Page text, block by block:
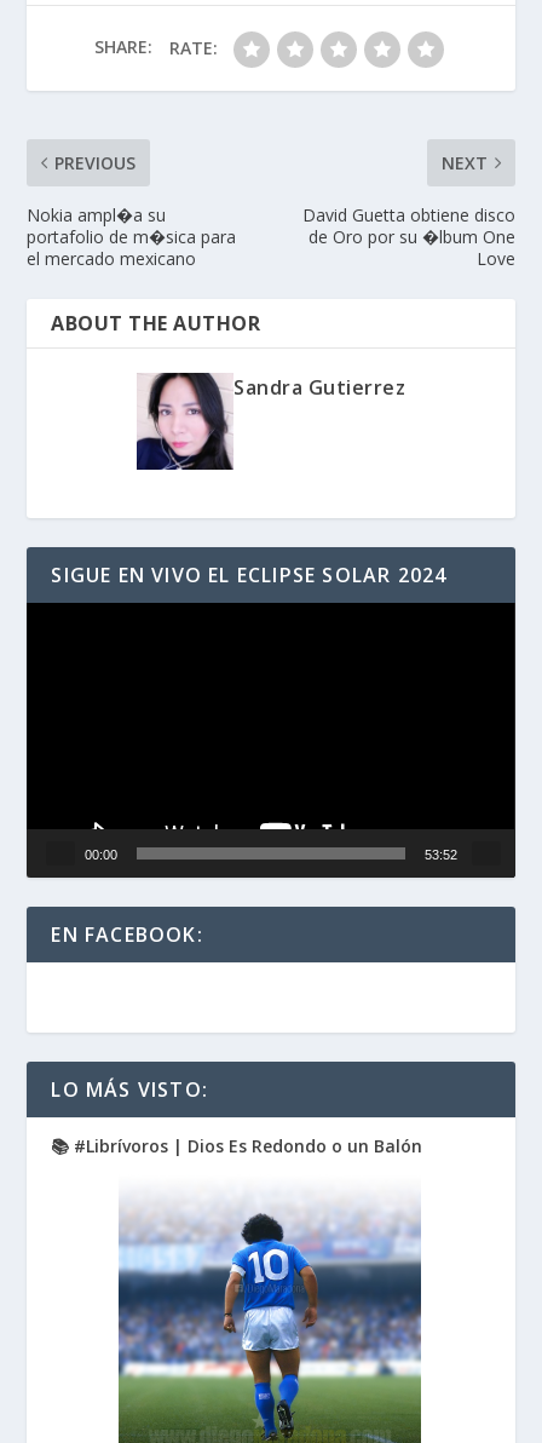
actividades urbanas, al
mantener su estilo
SHARE: RATE:
PREVIOUS
Nokia ampl�a su
portafolio de m�sica para
el mercado mexicano
NEXT
David Guetta obtiene disco
de Oro por su �lbum One
Love
ABOUT THE AUTHOR
Sandra Gutierrez
SIGUE EN VIVO EL ECLIPSE SOLAR 2024
00:00 53:52
EN FACEBOOK:
LO MÁS VISTO:
📚 #Librívoros | Dios Es Redondo o un Balón